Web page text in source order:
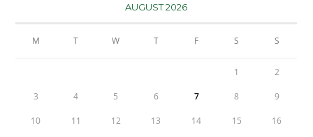
AUGUST 2026
M T W T F S S
1 2
3 4 5 6 7 8 9
10 11 12 13 14 15 16